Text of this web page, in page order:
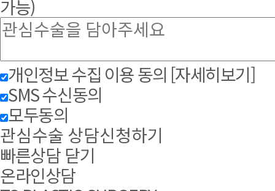
가능)
개인정보 수집 이용 동의 [자세히보기]
SMS 수신동의
모두동의
관심수술 상담신청하기
빠른상담 닫기
온라인상담